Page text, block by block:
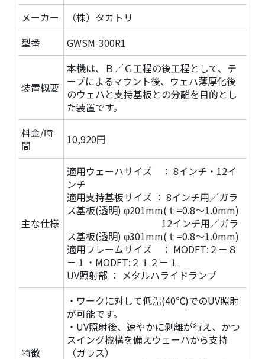
メーカー
（株）タカトリ
型番
GWSM-300R1
装置概要
本機は、Ｂ／Ｇ工程の後工程として、テ
ープによるマウント後、ウェハ薄厚化後
のウェハと支持基板との分離を目的とし
た装置です。
料金/時
間
10,920円
主な仕様
適用ウェーハサイズ ： 8インチ・12イ
ンチ
適用支持基板サイズ ： 8インチ用／ガラ
ス基板(透明) φ201mm(ｔ=0.8～1.0mm)
12インチ用／ガラ
ス基板(透明) φ301mm(ｔ=0.8～1.0mm)
適用フレームサイズ ： MODFT:２－８
－１・MODFT:２１２－１
UV照射部 ： メタルハライドランプ
特徴
・ワークに対して低温(40℃)でのUV照射
が可能です。
・UV照射後、速やかに剥離が行え、かつ
スイング機構を備えウェーハから支持
（ガラス）